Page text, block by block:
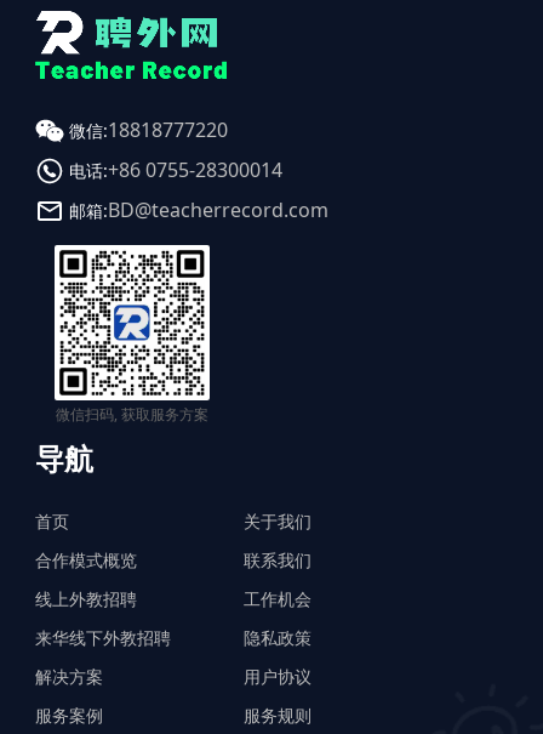
微信:18818777220
电话:+86 0755-28300014
邮箱:BD@teacherrecord.com
微信扫码, 获取服务方案
导航
首页
合作模式概览
线上外教招聘
来华线下外教招聘
解决方案
服务案例
关于我们
联系我们
工作机会
隐私政策
用户协议
服务规则